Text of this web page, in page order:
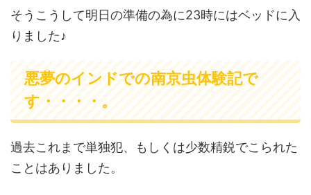
そうこうして明日の準備の為に23時にはベッドに入
りました♪
悪夢のインドでの南京虫体験記で
す・・・・。
過去これまで単独犯、もしくは少数精鋭でこられた
ことはありました。